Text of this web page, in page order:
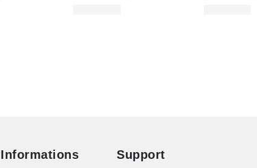
Informations Support